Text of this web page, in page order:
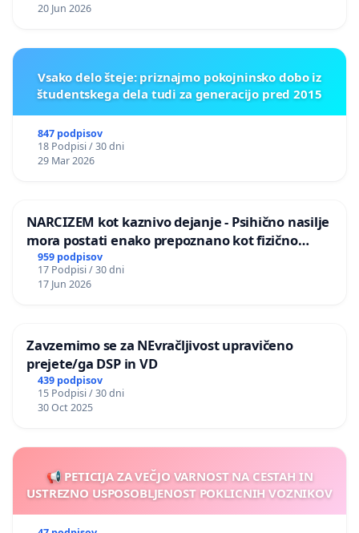
20 Jun 2026
Vsako delo šteje: priznajmo pokojninsko dobo iz
študentskega dela tudi za generacijo pred 2015
847 podpisov
18 Podpisi / 30 dni
29 Mar 2026
NARCIZEM kot kaznivo dejanje - Psihično nasilje
mora postati enako prepoznano kot fizično
nasilje
959 podpisov
17 Podpisi / 30 dni
17 Jun 2026
Zavzemimo se za NEvračljivost upravičeno
prejete/ga DSP in VD
439 podpisov
15 Podpisi / 30 dni
30 Oct 2025
📢 PETICIJA ZA VEČJO VARNOST NA CESTAH IN
USTREZNO USPOSOBLJENOST POKLICNIH VOZNIKOV